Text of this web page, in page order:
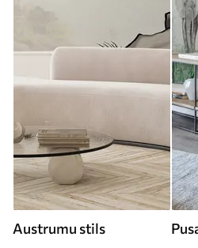
Austrumu stils